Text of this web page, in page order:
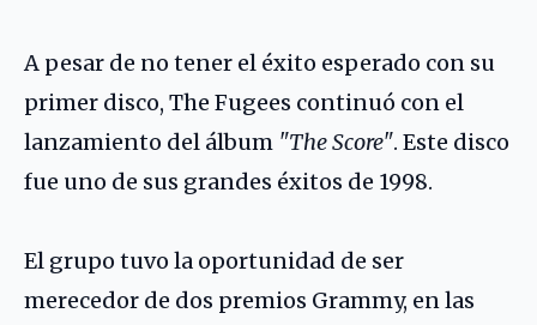
A pesar de no tener el éxito esperado con su
primer disco, The Fugees continuó con el
lanzamiento del álbum "The Score". Este disco
fue uno de sus grandes éxitos de 1998.
El grupo tuvo la oportunidad de ser
merecedor de dos premios Grammy, en las